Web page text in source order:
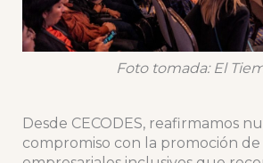
Foto tomada: El
Desde CECODES, reafirmamos
compromiso con la promoción